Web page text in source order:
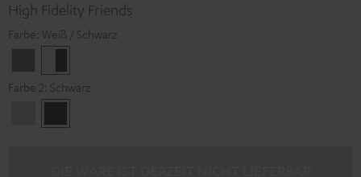
High Fidelity Friends
Farbe: Weiß / Schwarz
/
Schwarz
Farbe 2: Schwarz
Silber